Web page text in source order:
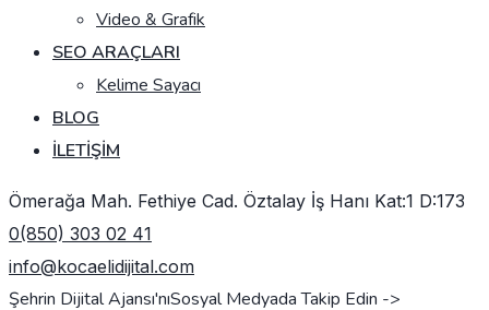
Video & Grafik
SEO ARAÇLARI
Kelime Sayacı
BLOG
İLETIŞIM
Ömerağa Mah. Fethiye Cad. Öztalay İş Hanı Kat:1 D:173
0(850) 303 02 41
info@kocaelidijital.com
Şehrin Dijital Ajansı'nıSosyal Medyada Takip Edin ->